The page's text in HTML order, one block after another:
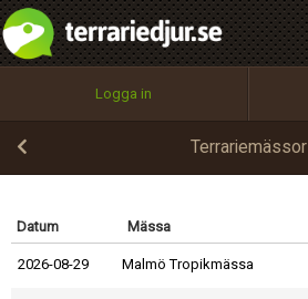
Logga in
Terrariemässor
Datum
Mässa
2026-08-29 Malmö Tropikmässa
Utför
100%
OK
integritetspolicy
Namn:
Epost:
Begär nytt lösenord